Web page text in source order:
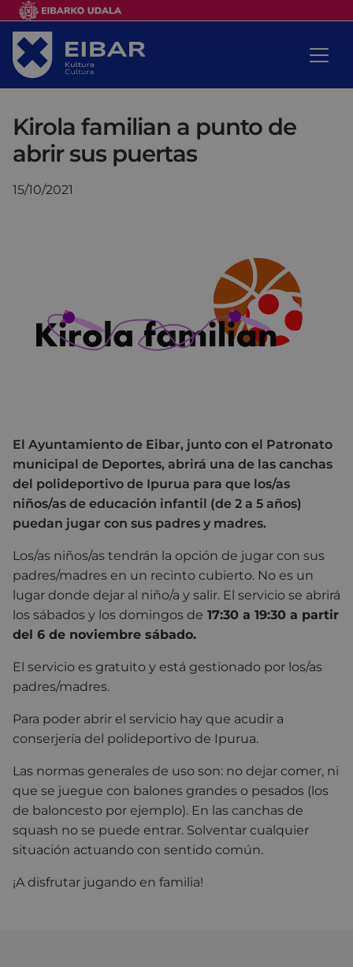
Kirola familian a punto de
abrir sus puertas
15/10/2021
El Ayuntamiento de Eibar, junto con el Patronato
municipal de Deportes, abrirá una de las canchas
del polideportivo de Ipurua para que los/as
niños/as de educación infantil (de 2 a 5 años)
puedan jugar con sus padres y madres.
Los/as niños/as tendrán la opción de jugar con sus
padres/madres en un recinto cubierto. No es un
lugar donde dejar al niño/a y salir. El servicio se abrirá
los sábados y los domingos de 17:30 a 19:30 a partir
del 6 de noviembre sábado.
El servicio es gratuito y está gestionado por los/as
padres/madres.
Para poder abrir el servicio hay que acudir a
conserjería del polideportivo de Ipurua.
Las normas generales de uso son: no dejar comer, ni
que se juegue con balones grandes o pesados (los
de baloncesto por ejemplo). En las canchas de
squash no se puede entrar. Solventar cualquier
situación actuando con sentido común.
¡A disfrutar jugando en familia!